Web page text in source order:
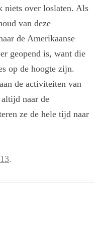
niets over loslaten. Als
van deze
de Amerikaanse
geopend is, want die
op de hoogte zijn.
de activiteiten van
naar de
ze de hele tijd naar
.